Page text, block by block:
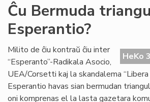
Ĉu Bermuda
Esperantio?
HeKo
Milito de ĉiu kontraŭ ĉiu inter
“Esperanto”-Radikala Asocio,
UEA/Corsetti kaj la skandalema “Libera
Esperantio havas sian bermudan
oni komprenas el la lasta gazetara